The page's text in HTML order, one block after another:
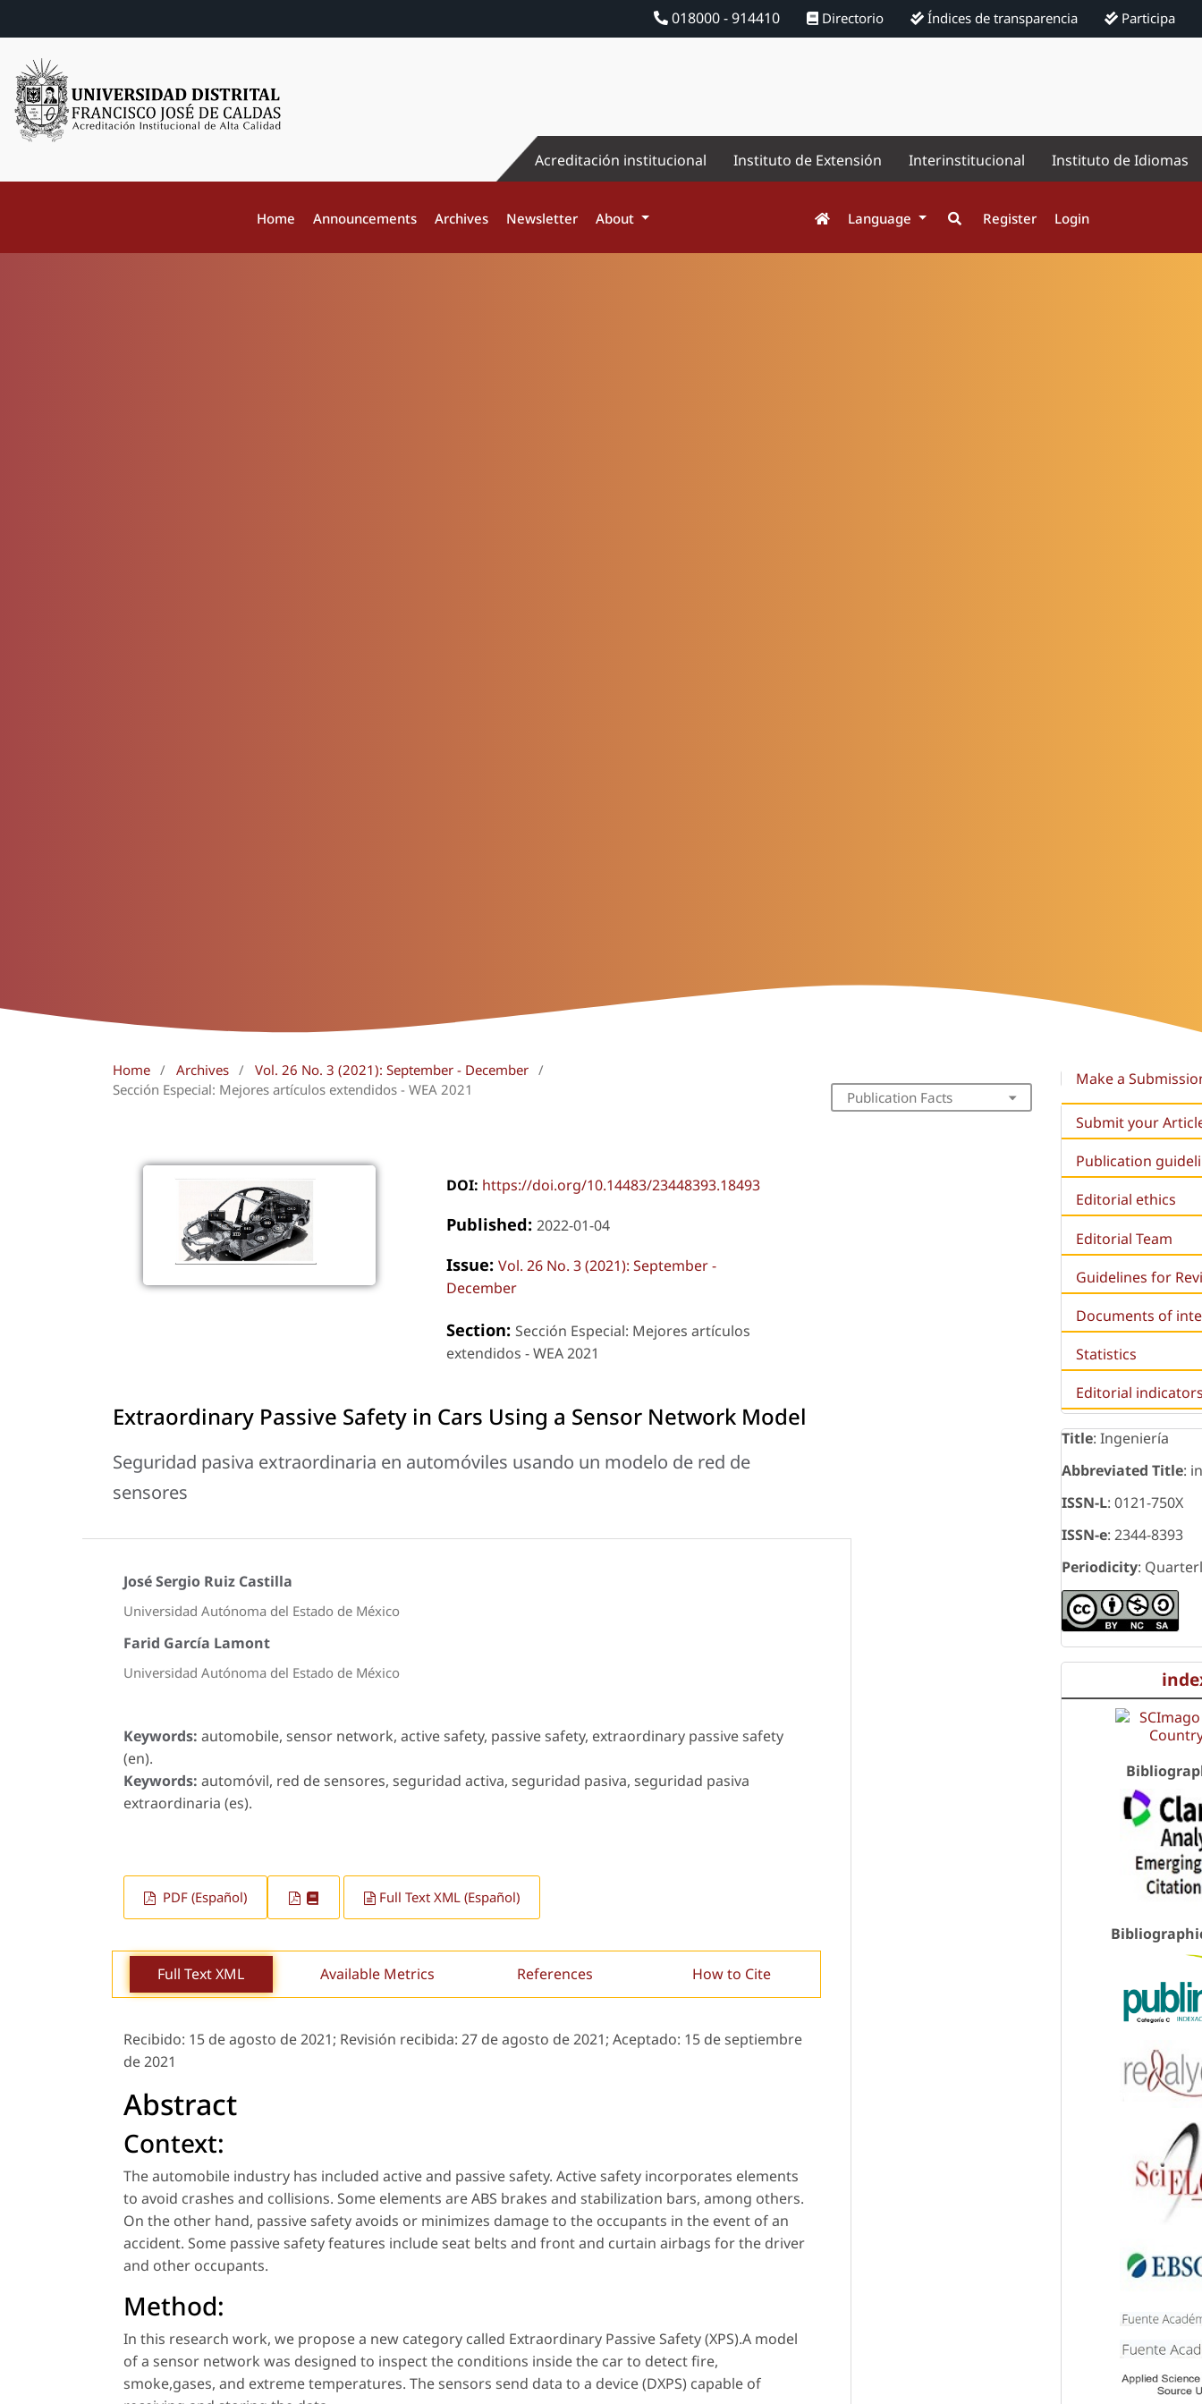
018000 - 914410 Directorio Índices de transparencia Participa
Acreditación institucional Instituto de Extensión Interinstitucional Instituto de Idiomas
Home Announcements Archives Newsletter About Language Register Login
Home / Archives / Vol. 26 No. 3 (2021): September - December /
Sección Especial: Mejores artículos extendidos - WEA 2021
DOI: https://doi.org/10.14483/23448393.18493
Published: 2022-01-04
Issue: Vol. 26 No. 3 (2021): September -
December
Section: Sección Especial: Mejores artículos
extendidos - WEA 2021
Extraordinary Passive Safety in Cars Using a Sensor Network Model
Seguridad pasiva extraordinaria en automóviles usando un modelo de red de
sensores
José Sergio Ruiz Castilla
Universidad Autónoma del Estado de México
Farid García Lamont
Universidad Autónoma del Estado de México
Keywords: automobile, sensor network, active safety, passive safety, extraordinary passive safety
(en).
Keywords: automóvil, red de sensores, seguridad activa, seguridad pasiva, seguridad pasiva
extraordinaria (es).
PDF (Español) Full Text XML (Español)
Full Text XML Available Metrics References How to Cite
Recibido: 15 de agosto de 2021; Revisión recibida: 27 de agosto de 2021; Aceptado: 15 de septiembre
de 2021
Abstract
Context:
The automobile industry has included active and passive safety. Active safety incorporates elements
to avoid crashes and collisions. Some elements are ABS brakes and stabilization bars, among others.
On the other hand, passive safety avoids or minimizes damage to the occupants in the event of an
accident. Some passive safety features include seat belts and front and curtain airbags for the driver
and other occupants.
Method:
In this research work, we propose a new category called Extraordinary Passive Safety (XPS).A model
of a sensor network was designed to inspect the conditions inside the car to detect fire,
smoke,gases, and extreme temperatures. The sensors send data to a device (DXPS) capable of
Publication Facts
Make a
Submit your
Publication
Editorial ethics
Editorial Team
Guidelines for
Documents of
Statistics
Editorial
Title: Ingeniería
Abbreviated Title:
ISSN-L: 0121-750X
ISSN-e: 2344-8393
Periodicity: